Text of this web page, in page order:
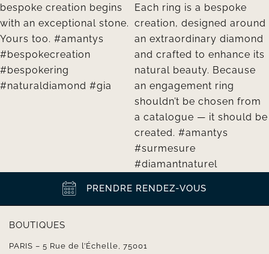
PRENDRE RENDEZ-VOUS
BOUTIQUES
PARIS – 5 Rue de l’Échelle, 75001